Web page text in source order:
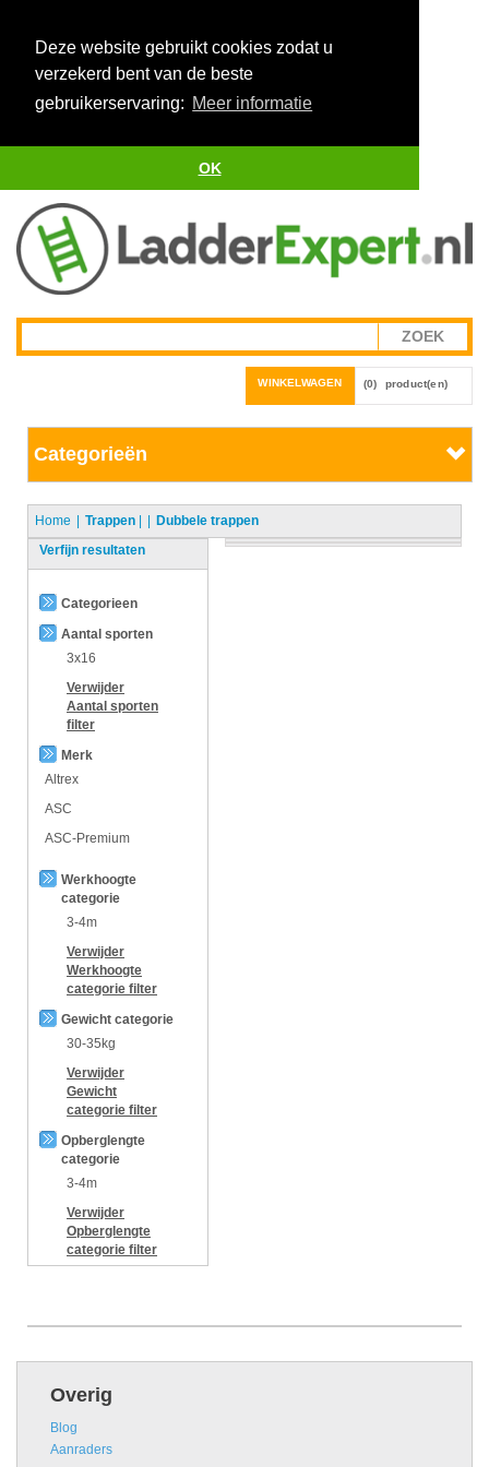
Deze website gebruikt cookies zodat u
verzekerd bent van de beste
gebruikerservaring: Meer informatie
OK
WINKELWAGEN (0) product(en)
Categorieën
Home Trappen |
Dubbele trappen
Verfijn resultaten
Categorieen
Aantal sporten
3x16
Verwijder
Aantal sporten
filter
Merk
Altrex
ASC
ASC-Premium
Werkhoogte
categorie
3-4m
Verwijder
Werkhoogte
categorie filter
Gewicht categorie
30-35kg
Verwijder
Gewicht
categorie filter
Opberglengte
categorie
3-4m
Verwijder
Opberglengte
categorie filter
Overig
Blog
Aanraders